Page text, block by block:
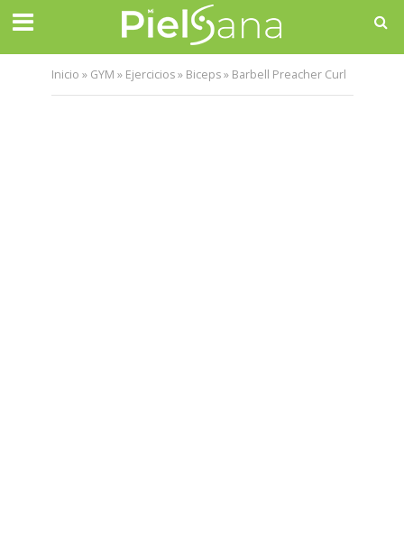
Inicio » GYM » Ejercicios» Biceps» Barbell Preacher Curl